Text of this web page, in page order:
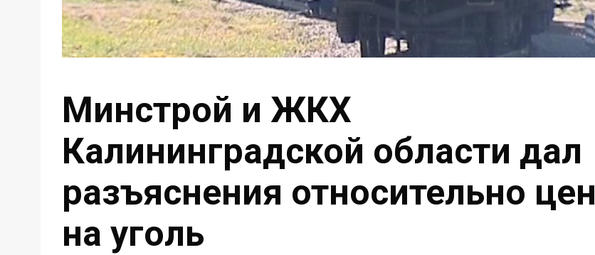
Минстрой и ЖКХ
Калининградской области дал
разъяснения относительно цен
на уголь